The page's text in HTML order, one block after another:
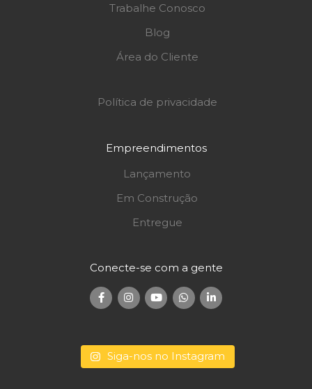
Trabalhe Conosco
Blog
Área do Cliente
Política de privacidade
Empreendimentos
Lançamento
Em Construção
Entregue
Conecte-se com a gente
Siga-nos no Instagram